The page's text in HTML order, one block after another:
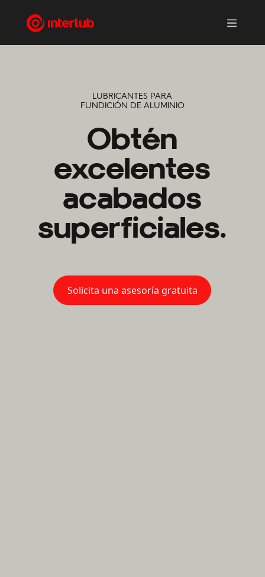
LUBRICANTES PARA
FUNDICIÓN DE ALUMINIO
Obtén
excelentes
acabados
superficiales.
Solicita una asesoría gratuita